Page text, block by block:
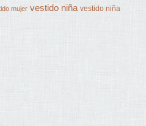
mujer vestido niña vestido niña